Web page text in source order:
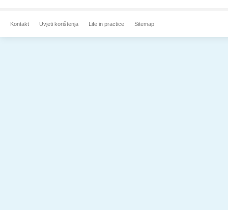
Kontakt Uvjeti korištenja Life in practice Sitemap